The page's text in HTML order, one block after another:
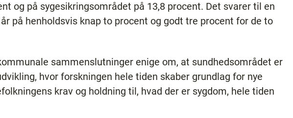
og på sygesikringsområdet på 13,8 procent. Det svarer til en
på henholdsvis knap to procent og godt tre procent for de to
sammenslutninger enige om, at sundhedsområdet er
hvor forskningen hele tiden skaber grundlag for nye
krav og holdning til, hvad der er sygdom, hele tiden